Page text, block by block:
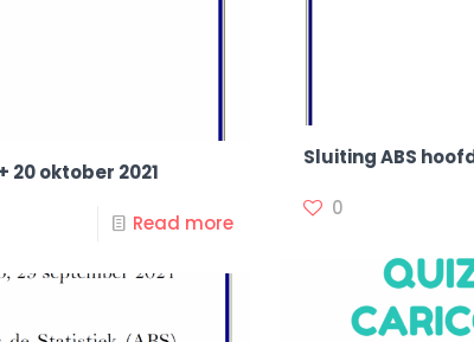
Sluiting ABS
0
20 oktober 2021
Read more